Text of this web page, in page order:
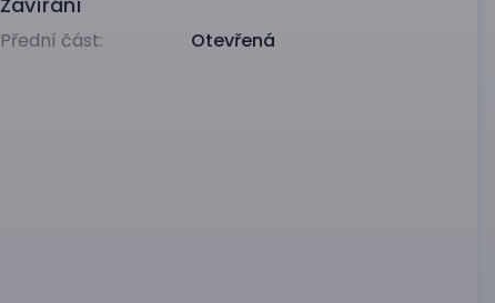
Přední část: Otevřená